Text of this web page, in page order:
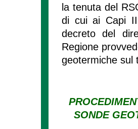
la tenuta del
di cui ai Capi
decreto del
Regione
geotermiche sul
SONDE